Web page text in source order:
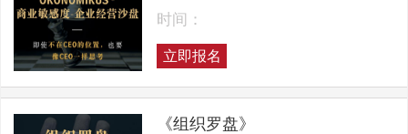
时间：
立即报名
《组织罗盘》